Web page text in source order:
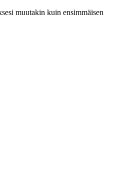
muutakin kuin ensimmäisen